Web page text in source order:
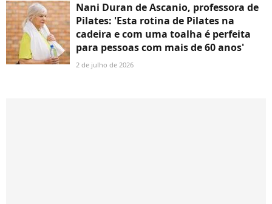
Nani Duran de Ascanio, professora de
Pilates: 'Esta rotina de Pilates na
cadeira e com uma toalha é perfeita
para pessoas com mais de 60 anos'
2 de julho de 2026